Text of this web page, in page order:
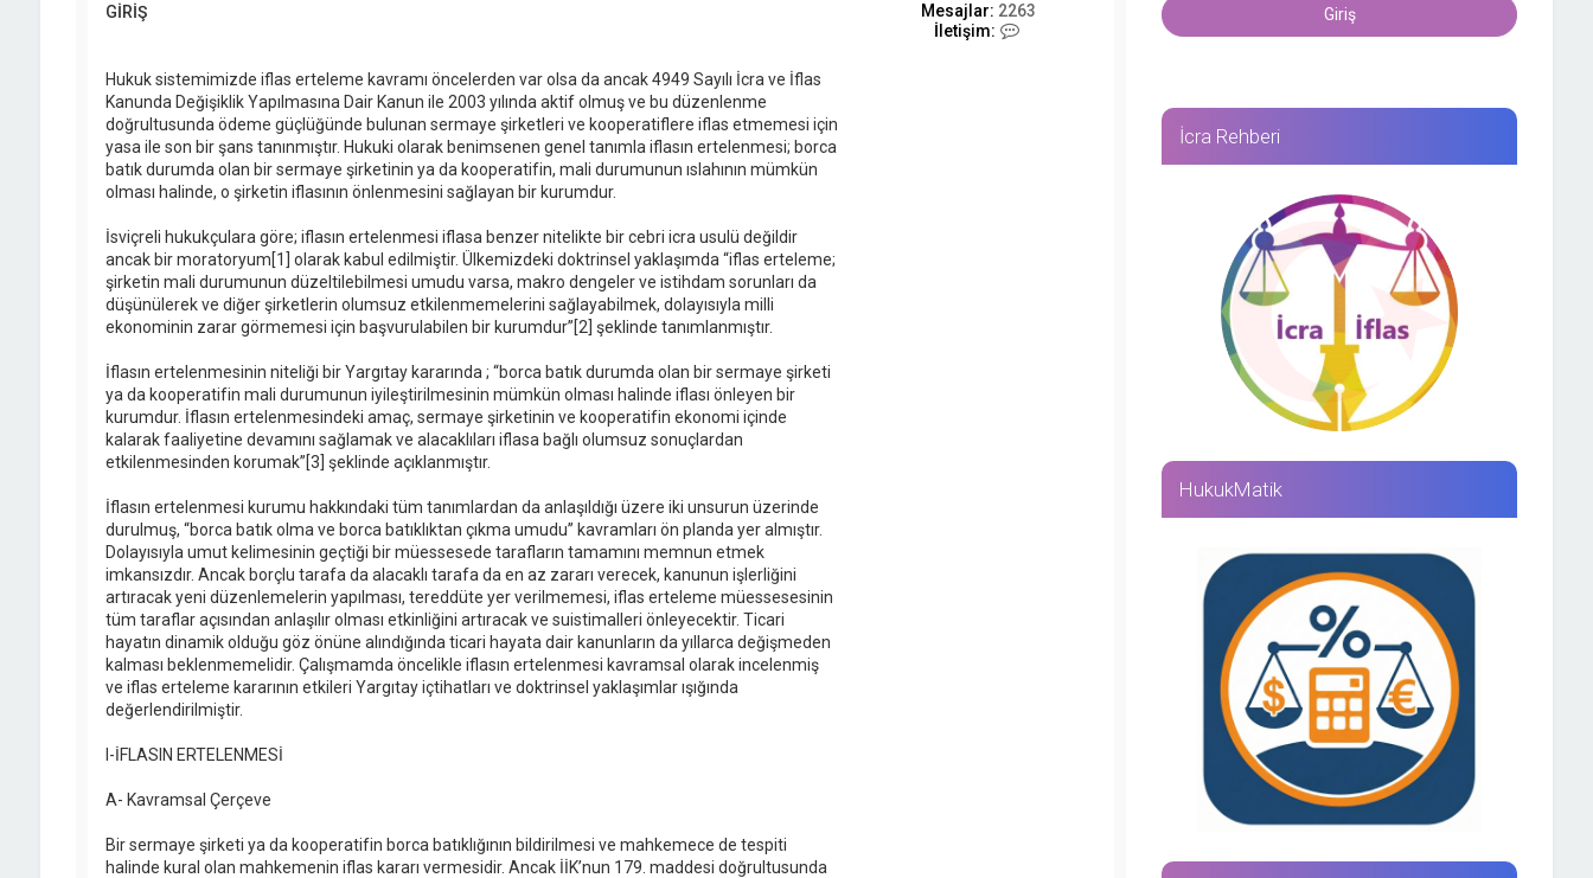
Mesajlar: 2263
İletişim:
GİRİŞ
Hukuk sistemimizde iflas erteleme kavramı öncelerden var olsa da ancak 4949 Sayılı İcra ve İflas
Kanunda Değişiklik Yapılmasına Dair Kanun ile 2003 yılında aktif olmuş ve bu düzenlenme
doğrultusunda ödeme güçlüğünde bulunan sermaye şirketleri ve kooperatiflere iflas etmemesi için
yasa ile son bir şans tanınmıştır. Hukuki olarak benimsenen genel tanımla iflasın ertelenmesi; borca
batık durumda olan bir sermaye şirketinin ya da kooperatifin, mali durumunun ıslahının mümkün
olması halinde, o şirketin iflasının önlenmesini sağlayan bir kurumdur.
İsviçreli hukukçulara göre; iflasın ertelenmesi iflasa benzer nitelikte bir cebri icra usulü değildir
ancak bir moratoryum[1] olarak kabul edilmiştir. Ülkemizdeki doktrinsel yaklaşımda “iflas erteleme;
şirketin mali durumunun düzeltilebilmesi umudu varsa, makro dengeler ve istihdam sorunları da
düşünülerek ve diğer şirketlerin olumsuz etkilenmemelerini sağlayabilmek, dolayısıyla milli
ekonominin zarar görmemesi için başvurulabilen bir kurumdur”[2] şeklinde tanımlanmıştır.
İflasın ertelenmesinin niteliği bir Yargıtay kararında ; “borca batık durumda olan bir sermaye şirketi
ya da kooperatifin mali durumunun iyileştirilmesinin mümkün olması halinde iflası önleyen bir
kurumdur. İflasın ertelenmesindeki amaç, sermaye şirketinin ve kooperatifin ekonomi içinde
kalarak faaliyetine devamını sağlamak ve alacaklıları iflasa bağlı olumsuz sonuçlardan
etkilenmesinden korumak”[3] şeklinde açıklanmıştır.
İflasın ertelenmesi kurumu hakkındaki tüm tanımlardan da anlaşıldığı üzere iki unsurun üzerinde
durulmuş, “borca batık olma ve borca batıklıktan çıkma umudu” kavramları ön planda yer almıştır.
Dolayısıyla umut kelimesinin geçtiği bir müessesede tarafların tamamını memnun etmek
imkansızdır. Ancak borçlu tarafa da alacaklı tarafa da en az zararı verecek, kanunun işlerliğini
artıracak yeni düzenlemelerin yapılması, tereddüte yer verilmemesi, iflas erteleme müessesesinin
tüm taraflar açısından anlaşılır olması etkinliğini artıracak ve suistimalleri önleyecektir. Ticari
hayatın dinamik olduğu göz önüne alındığında ticari hayata dair kanunların da yıllarca değişmeden
kalması beklenmemelidir. Çalışmamda öncelikle iflasın ertelenmesi kavramsal olarak incelenmiş
ve iflas erteleme kararının etkileri Yargıtay içtihatları ve doktrinsel yaklaşımlar ışığında
değerlendirilmiştir.
I-İFLASIN ERTELENMESİ
A- Kavramsal Çerçeve
Bir sermaye şirketi ya da kooperatifin borca batıklığının bildirilmesi ve mahkemece de tespiti
halinde kural olan mahkemenin iflas kararı vermesidir. Ancak İİK’nun 179. maddesi doğrultusunda
İcra Rehberi
HukukMatik